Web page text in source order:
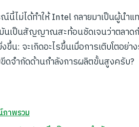
นี้ไม่ได้ทำให้ Intel กลายมาเป็นผู้นำแ
นเป็นสัญญาณสะท้อนชัดเจนว่าตลาด
ขึ้น: จะเกิดอะไรขึ้นเมื่อการเติบโตอย่า
ดจำกัดด้านกำลังการผลิตขั้นสูงครับ?
าพรวม